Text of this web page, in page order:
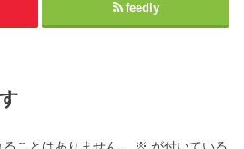
feedly